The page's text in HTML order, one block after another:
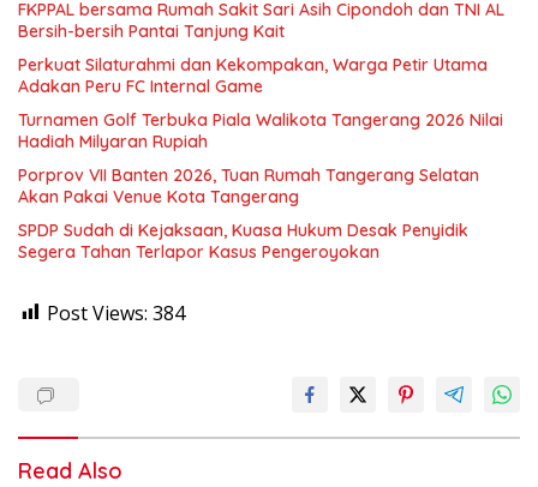
FKPPAL bersama Rumah Sakit Sari Asih Cipondoh dan TNI AL
Bersih-bersih Pantai Tanjung Kait
Perkuat Silaturahmi dan Kekompakan, Warga Petir Utama
Adakan Peru FC Internal Game
Turnamen Golf Terbuka Piala Walikota Tangerang 2026 Nilai
Hadiah Milyaran Rupiah
Porprov VII Banten 2026, Tuan Rumah Tangerang Selatan
Akan Pakai Venue Kota Tangerang
SPDP Sudah di Kejaksaan, Kuasa Hukum Desak Penyidik
Segera Tahan Terlapor Kasus Pengeroyokan
Post Views: 384
Read Also